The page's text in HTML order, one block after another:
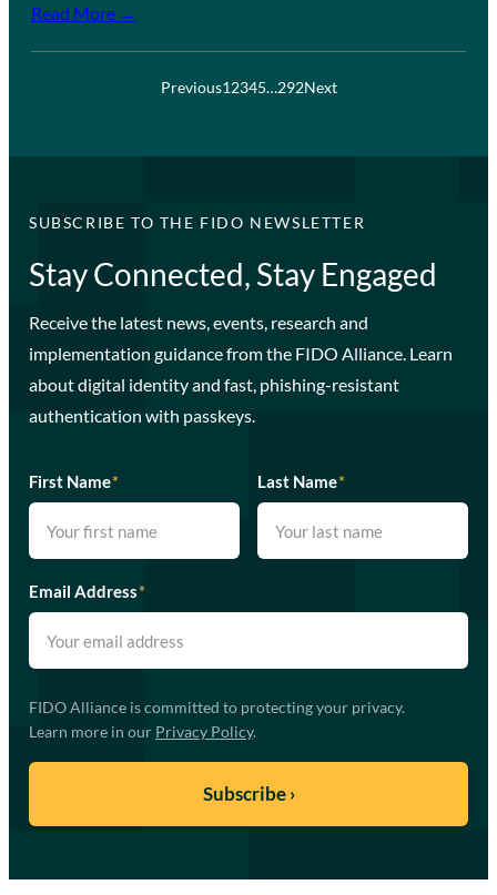
Read More →
Previous12345…292Next
SUBSCRIBE TO THE FIDO NEWSLETTER
Stay Connected, Stay Engaged
Receive the latest news, events, research and
implementation guidance from the FIDO Alliance. Learn
about digital identity and fast, phishing-resistant
authentication with passkeys.
First Name* Last Name*
Email Address*
FIDO Alliance is committed to protecting your privacy.
Learn more in our Privacy Policy.